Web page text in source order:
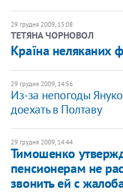
29 грудня 2009, 15:08
ТЕТЯНА ЧОРНОВОЛ
Країна неляканих
29 грудня 2009, 14:56
Из-за непогоды
доехать в Полтаву
29 грудня 2009, 14:44
Тимошенко
пенсионерам не
звонить ей с